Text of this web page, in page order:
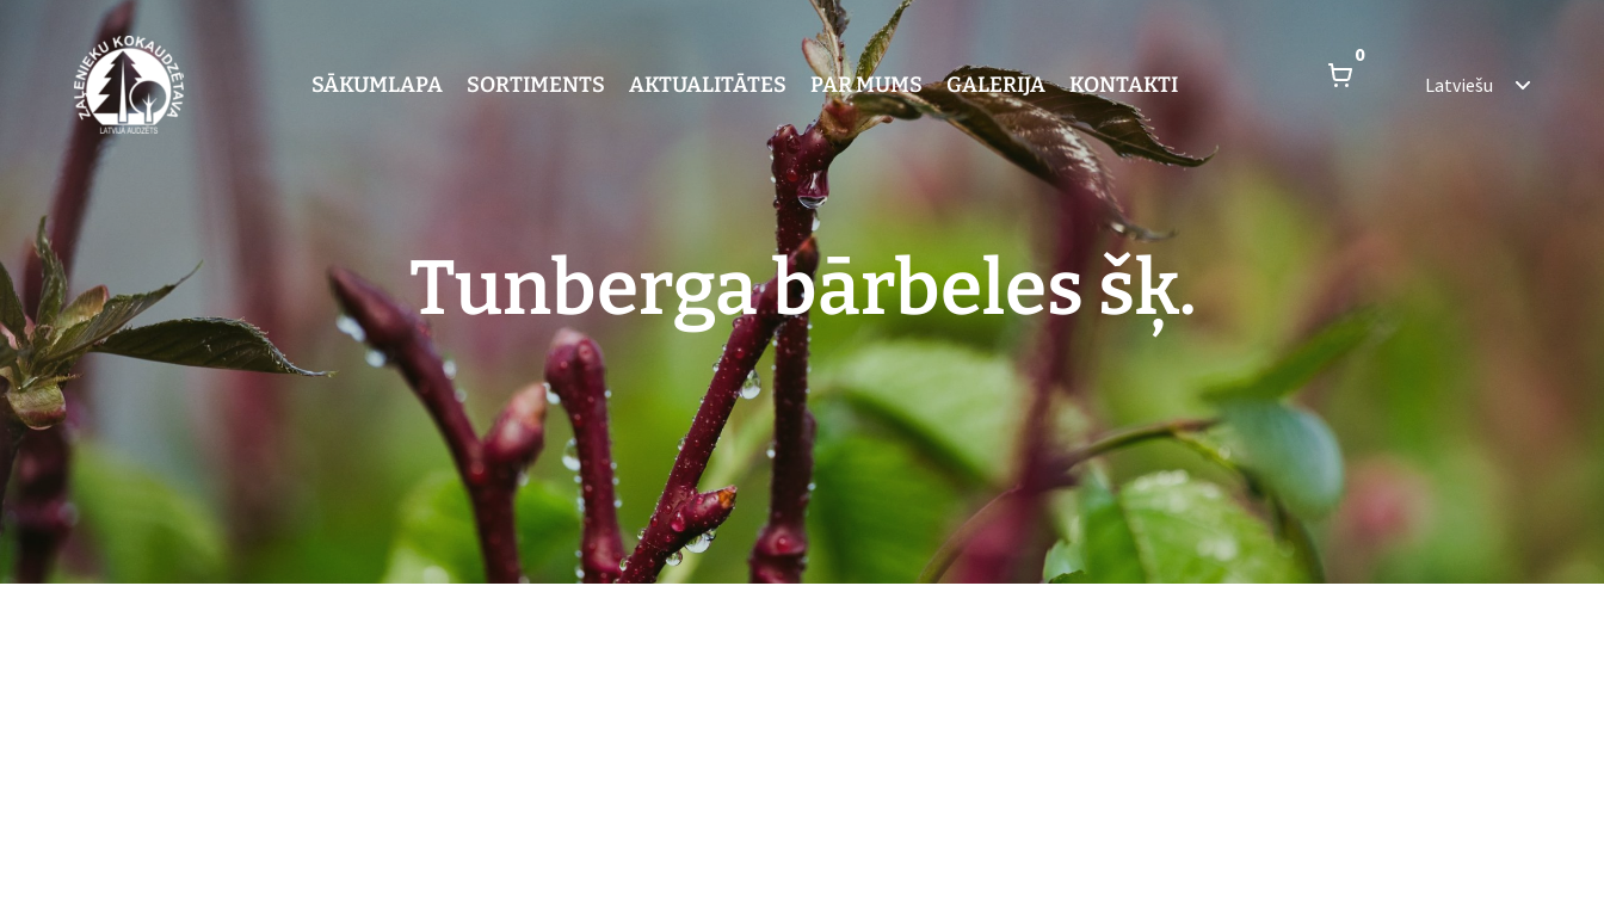
SĀKUMLAPA SORTIMENTS AKTUALITĀTES PAR MUMS GALERIJA KONTAKTI
0
Latviešu
Tunberga bārbeles šķ.